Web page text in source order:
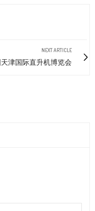
NEXT ARTICLE
天津国际直升机博览会